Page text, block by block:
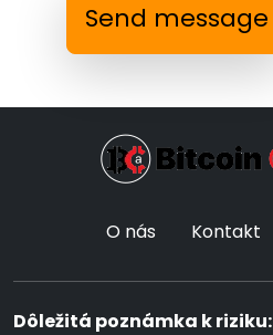
Send message
O nás Kontakt
Dôležitá poznámka k riziku: